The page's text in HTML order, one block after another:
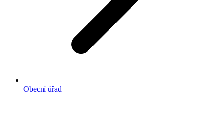
Obecní úřad